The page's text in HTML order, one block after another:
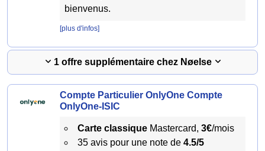
bienvenus.
[plus d'infos]
1 offre supplémentaire chez Nøelse
Compte Particulier OnlyOne Compte
OnlyOne-ISIC
Carte classiqueMastercard, 3€/mois
35 avis pour une note de 4.5/5